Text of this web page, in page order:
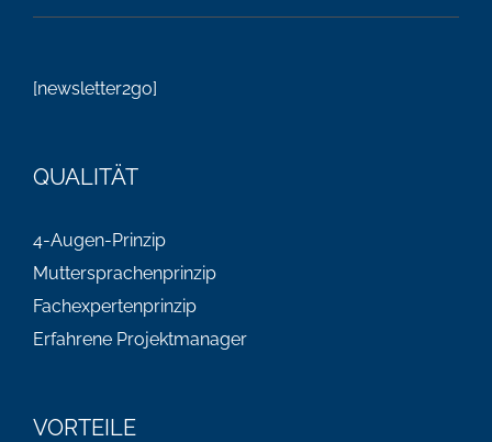
[newsletter2go]
QUALITÄT
4-Augen-Prinzip
Muttersprachenprinzip
Fachexpertenprinzip
Erfahrene Projektmanager
VORTEILE